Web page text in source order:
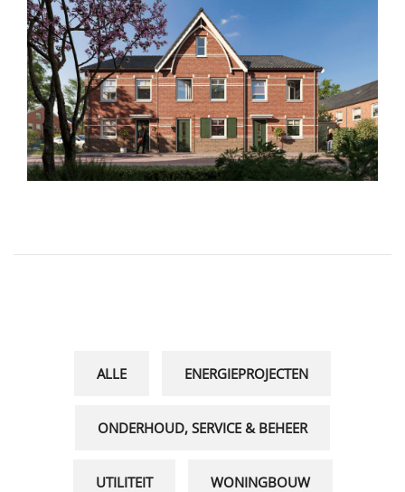
ALLE ENERGIEPROJECTEN
ONDERHOUD, SERVICE & BEHEER
UTILITEIT WONINGBOUW